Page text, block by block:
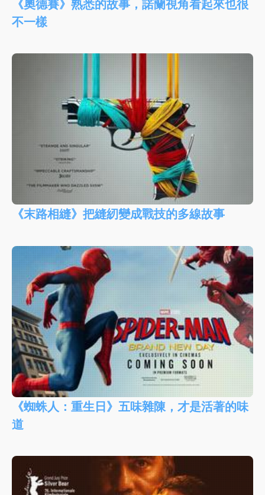
《奧德賽》熟悉的故事，諾蘭視角看起來也很
不一樣
《末路相縫》把縫紉變成戰技的多線故事
《蜘蛛人：重生日》五味雜陳，才是活著的味
道